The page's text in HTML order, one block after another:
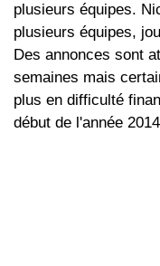
plusieurs équipes.
plusieurs équipes,
Des annonces sont
semaines mais
plus en difficulté
début de l'année